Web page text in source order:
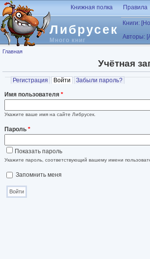
Перейти к основному содержанию
Либрусек
Много книг
Книжная полка Правила
Книги:
Авторы:
Вы здесь
Главная
Учётная
Главные вкладки
Регистрация Войти (активная вкладка)
Забыли пароль?
Имя пользователя *
Укажите ваше имя на сайте Либрусек.
Пароль *
Показать пароль
Укажите пароль, соответствующий вашему имени
Запомнить меня